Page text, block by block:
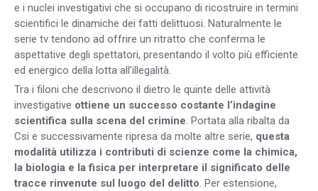
e i nuclei investigativi che si occupano di ricostruire in termini
scientifici le dinamiche dei fatti delittuosi. Naturalmente le
serie tv tendono ad offrire un ritratto che conferma le
aspettative degli spettatori, presentando il volto più efficiente
ed energico della lotta all’illegalità.
Tra i filoni che descrivono il dietro le quinte delle attività
investigative ottiene un successo costante l’indagine
scientifica sulla scena del crimine. Portata alla ribalta da
Csi e successivamente ripresa da molte altre serie, questa
modalità utilizza i contributi di scienze come la chimica,
la biologia e la fisica per interpretare il significato delle
tracce rinvenute sul luogo del delitto. Per estensione,